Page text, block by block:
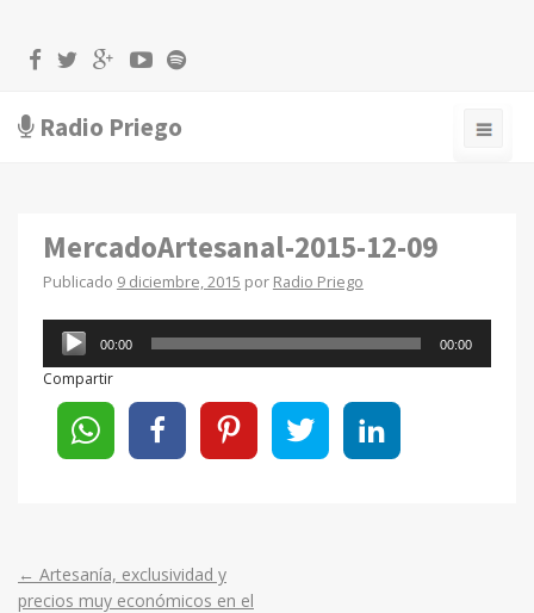
Radio Priego
MercadoArtesanal-2015-12-09
Publicado 9 diciembre, 2015 por Radio Priego
Reproductor
audio
00:00 00:00
Compartir
Post
← Artesanía, exclusividad y
precios muy económicos en el